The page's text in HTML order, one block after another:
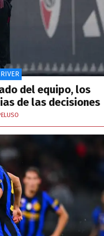
del equipo, los
de las decisiones